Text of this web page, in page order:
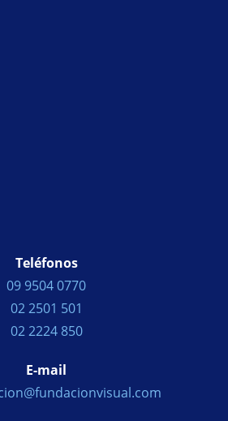
Teléfonos
09 9504 0770
02 2501 501
02 2224 850
E-mail